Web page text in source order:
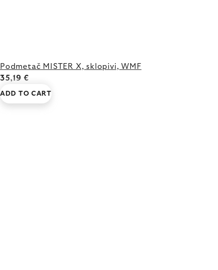
Podmetač MISTER X, sklopivi, WMF
35,19 €
ADD TO CART